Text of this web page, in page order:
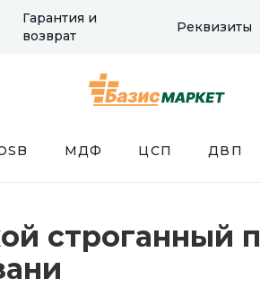
Гарантия и
возврат
Реквизиты
МДФ ЦСП ДВП
строганный